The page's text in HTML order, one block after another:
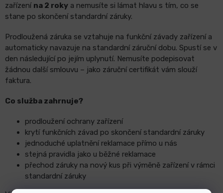
zařízení na 2 roky a nemusíte si lámat hlavu s tím, co se
stane po skončení standardní záruky.
Prodloužená záruka se vztahuje na funkční závady zařízení a
automaticky navazuje na standardní záruční dobu. Spustí se v
den následující po jejím uplynutí. Nemusíte podepisovat
žádnou další smlouvu – jako záruční certifikát vám slouží
faktura.
Co služba zahrnuje?
prodloužení ochrany zařízení
krytí funkčních závad po skončení standardní záruky
jednoduché uplatnění reklamace přímo u nás
stejná pravidla jako u běžné reklamace
přechod záruky na nový kus při výměně zařízení v rámci
standardní záruky